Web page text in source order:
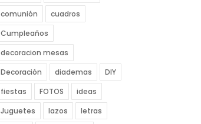
comunión
cuadros
Cumpleaños
decoracion mesas
Decoración
diademas
DIY
fiestas
FOTOS
ideas
Juguetes
lazos
letras